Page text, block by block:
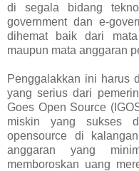
di segala bidang
government dan e-
dihemat baik dari
maupun mata anggaran
Penggalakkan ini harus
yang serius dari
Goes Open Source
miskin yang sukses
opensource di
anggaran yang
memboroskan uang